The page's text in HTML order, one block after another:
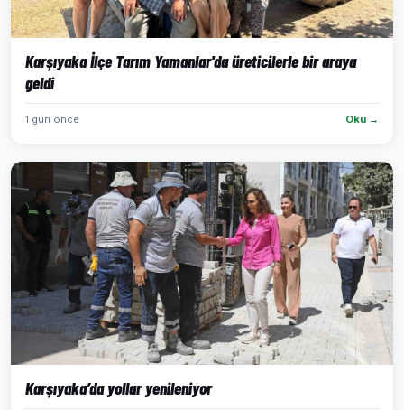
Karşıyaka İlçe Tarım Yamanlar'da üreticilerle bir araya
geldi
1 gün önce Oku →
Karşıyaka’da yollar yenileniyor